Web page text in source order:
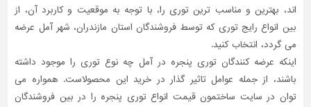
اند، بهترین و مناسب ترین توری را، با توجه به موقعیت و کاربرد آن، از
بین انواع رایج توری که توسط فروشندگان استان مازندران، شهر آمل عرضه
می گردد، انتخاب کنید.
اینکه عرضه کنندگان توری پنجره در آمل چه نوع توری را موجود داشته
باشند، از جمله عوامل تاثیر گذار در خرید این محصولاست. همواره می
توان در سایت ساختمون قیمت انواع توری پنجره را در بین فروشندگان